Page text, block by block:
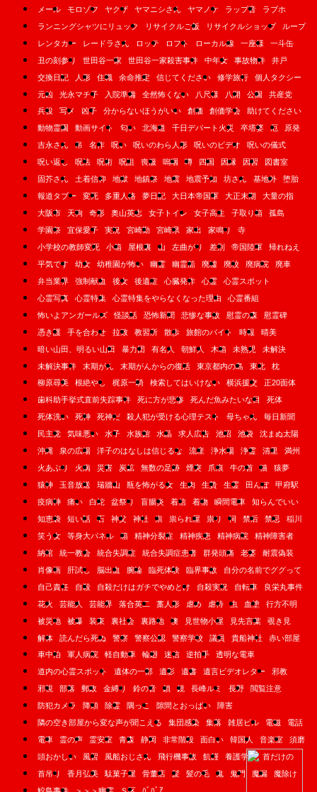
メール
モロゾフ ヤクザ ヤマニシさん ヤマノケ ラップ音
ラブホ
ランニングシャツにリュック
リサイクルご飯 リサイクルショップ
ループ
レンタカー
レードラさん ロッテ ロフト ローカル線 一座様
一斗缶
丑の刻参り
世田谷一家 世田谷一家殺害事件 中年女 事故物件
井戸
交換日記
人形 住職 余命推定 信じてください 修学旅行
個人タクシー
元凶
光永マチ子 入院準備 全然怖くない 八尺様 八開 公園
共産党
兵役
写メ 凶子 分からないほうがいい 創価 創価学会
助けてください
動物霊園
動画サイト 匂い 北海道 千日デパート火災 卒塔婆 厄
原発
吉永さん
吊 名作 呪い 呪いのわら人形 呪いのビデオ
呪いの儀式
呪い返し
呪法 呪術 呪詛 喪服 嗚咽 噂 四国 因縁 因習
図書室
固芥さん
土着信仰 地獄 地鎮祭 地震 地震予知 坊さん 基地外
堕胎
報道タブー
変死 多重人格 夢日記 大日本帝国軍 大正末期
大量の指
大阪市
天狗 奇形 奥山英志 女子トイレ 女子高生 子取り箱
孤島
学園祭
宜保愛子 実況 宮崎勤 宮崎県 家出 家鳴り
寺
小学校の教師変死
小箱 屋根裏 山 左曲がり 差別 帝国陸軍
帰れねえ
平気です
幼女 幼稚園が怖い 幽霊 幽霊船 廃墟 廃校 廃病院
廃車
弁当業界
強制献血 後女 後遺症 心臓発作 心霊
心霊スポット
心霊写真
心霊特集 心霊特集をやらなくなった理由
心霊番組
怖いよアンガールズ
怪談話 恐怖新聞 悲惨な事故 慰霊の森
慰霊碑
憑き護
手を合わせ 拉致 教習所 散歩 旅館のバイト 時報
晴美
暗い山田、明るい山田
暴力団 有名人 朝鮮人 木箱 未熟児
未解決
未解決事件
末期がん 末期がんからの復活 東京都内の島 東北
枕
柳原尋美
根絶やし 梶原一騎 検索してはいけない 横浜援交
正20面体
歯科助手挙式直前失踪事件
死に方が悲惨 死んだ魚みたいな目
死体
死体洗い
死神 死神だ 殺人犯が受ける心理テスト 母ちゃん
毎日新聞
民主党
気味悪い 水子 水族館 水晶 求人広告 池沼 池袋
沈まぬ太陽
沖縄
泉の広場 洋子のはなしは信じるな 流産 浄水場 浄霊 清里
満州
火あぶり
火病 災害 炭鉱 無数の足跡 煙突 爪痕 牛の首 猫
猿夢
猿神
玉音放送 瑞牆山 瓶を怖がる女 生肉 生贄 生霊 田んぼ
甲府駅
疫病神
痛い 白蛇 盆祭り 盲腸炎 着信 着物 瞬間電車
知らんでいい
知恵袋
短い話 石 神父 神社 祟 祟られ屋 祟り 祠 禁后 禁忌
稲川
笑う女
等身大パネル 箱 精神分裂症 精神疾患 精神病院
精神障害者
納棺
統一教会 統合失調症 統合失調症患者 群発頭痛 老婆
耐震偽装
肖像画
肝試し 脳出血 腕輪 臨死体験 臨界事故
自分の名前でググって
自己責任
自殺 自殺だけはガチでやめとけ 自殺実況 自転車
良栄丸事件
花火
芸能人 芸能界 落合英二 藁人形 虐め 虐待 虫 血塗
行方不明
被災地
被爆 装束 裏社会 裏路地 襖 見世物小屋 見先言葉
覗き見
解体
読んだら死ぬ 警察 警察公認 警察学校 議員 貴船神社
赤い部屋
車中泊
軍人病院 軽自動車 輪廻 迷信 逆拍手
透明な電車
道内の心霊スポット
遺体の一部 遺影 遺書 遺言ビデオレター
邪教
邪視
部落 郵政 金縛り 鈴の音 鎖 鏡 長峰ルミ 長野
閲覧注意
防犯カメラ
降頭 除霊 隅っこ 隙間とおっぱい
障害
隣の空き部屋から変な声が聞こえる
集団感染 集落 雑居ビル 電磁
電話
電車
霊の声 霊安室 青森 静岡 非常階段 面白い 韓国人 音楽室
須磨
頭おかしい
風習 風船おじさん 飛行機事故 飢饉 養護学校
首だけの
首吊り
香月弘美 駄菓子屋 骨董店 髪 髪の毛 鬼 鬼門 魔漏
魔除け
ﾊﾞﾊﾞｱ